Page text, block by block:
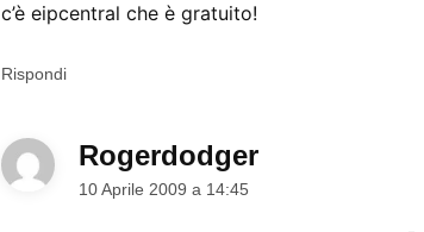
c’è eipcentral che è gratuito!
Rispondi
Rogerdodgerdice:
10 Aprile 2009 a 14:45